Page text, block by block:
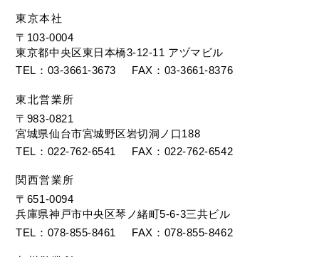
東京本社
〒103-0004
東京都中央区東日本橋3-12-11 アヅマビル
TEL
03-3661-3673 FAX 03-3661-8376
東北営業所
〒983-0821
宮城県仙台市宮城野区岩切洞ノ口188
TEL
022-762-6541 FAX 022-762-6542
関西営業所
〒651-0094
兵庫県神戸市中央区琴ノ緒町5-6-3三共ビル
TEL
078-855-8461 FAX 078-855-8462